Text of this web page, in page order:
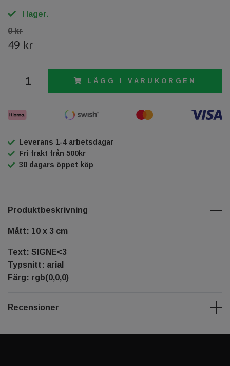
I lager.
0 kr
49 kr
LÄGG I VARUKORGEN
Leverans 1-4 arbetsdagar
Fri frakt från 500kr
30 dagars öppet köp
Produktbeskrivning
Mått: 10 x 3 cm
Text: SIGNE<3
Typsnitt: arial
Färg: rgb(0,0,0)
Recensioner